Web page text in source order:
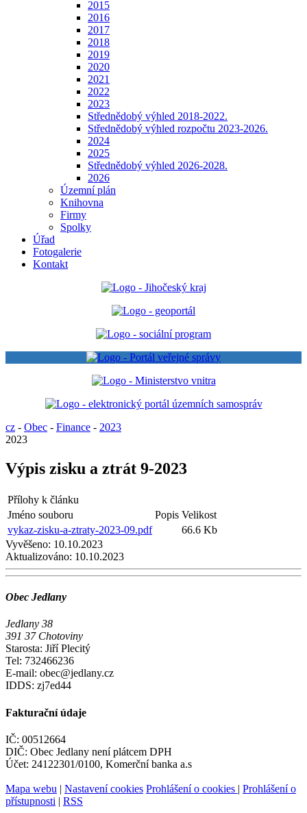
2015
2016
2017
2018
2019
2020
2021
2022
2023
Střednědobý výhled 2018-2022.
Střednědobý výhled rozpočtu 2023-2026.
2024
2025
Střednědobý výhled 2026-2028.
2026
Územní plán
Knihovna
Firmy
Spolky
Úřad
Fotogalerie
Kontakt
cz - Obec - Finance - 2023
2023
Výpis zisku a ztrát 9-2023
Přílohy k článku
Jméno souboru
Popis Velikost
vykaz-zisku-a-ztraty-2023-09.pdf
66.6 Kb
Vyvěšeno: 10.10.2023
Aktualizováno: 10.10.2023
Obec Jedlany
Jedlany 38
391 37 Chotoviny
Starosta: Jiří Plecitý
Tel: 732466236
E-mail: obec@jedlany.cz
IDDS: zj7ed44
Fakturační údaje
IČ: 00512664
DIČ: Obec Jedlany není plátcem DPH
Účet: 24122301/0100, Komerční banka a.s
Mapa webu | Nastavení cookies Prohlášení o cookies | Prohlášení o
přístupnosti | RSS